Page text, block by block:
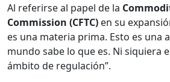
Al referirse al papel de la
Com­mis­sion (CFTC) en su
es una mate­ria pri­ma. Esto es una
mun­do sabe lo que es. Ni siquiera
ámbito de reg­u­lación”.